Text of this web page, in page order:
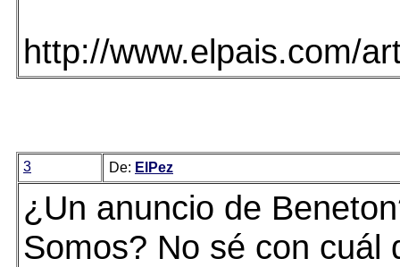
http://www.elpais.com/
3 De: ElPez
¿Un anuncio de
Somos? No sé con cuál